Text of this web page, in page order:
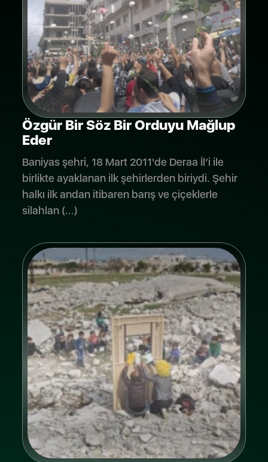
Özgür Bir Söz Bir Orduyu Mağlup
Eder
Baniyas şehri, 18 Mart 2011'de Deraa İl’i ile
birlikte ayaklanan ilk şehirlerden biriydi. Şehir
halkı ilk andan itibaren barış ve çiçeklerle
silahlan (...)